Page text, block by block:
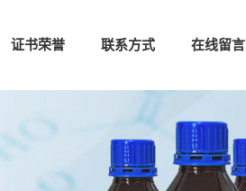
证书荣誉 联系方式 在线留言